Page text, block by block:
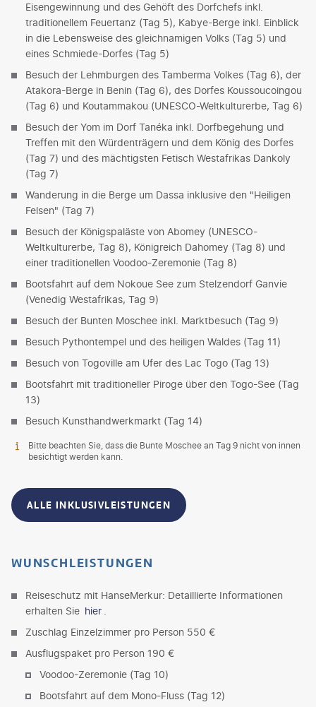
Eisengewinnung und des Gehöft des Dorfchefs inkl.
traditionellem Feuertanz (Tag 5), Kabye-Berge inkl. Einblick
in die Lebensweise des gleichnamigen Volks (Tag 5) und
eines Schmiede-Dorfes (Tag 5)
Besuch der Lehmburgen des Tamberma Volkes (Tag 6), der
Atakora-Berge in Benin (Tag 6), des Dorfes Koussoucoingou
(Tag 6) und Koutammakou (UNESCO-Weltkulturerbe, Tag 6)
Besuch der Yom im Dorf Tanéka inkl. Dorfbegehung und
Treffen mit den Würdenträgern und dem König des Dorfes
(Tag 7) und des mächtigsten Fetisch Westafrikas Dankoly
(Tag 7)
Wanderung in die Berge um Dassa inklusive den "Heiligen
Felsen" (Tag 7)
Besuch der Königspaläste von Abomey (UNESCO-
Weltkulturerbe, Tag 8), Königreich Dahomey (Tag 8) und
einer traditionellen Voodoo-Zeremonie (Tag 8)
Bootsfahrt auf dem Nokoue See zum Stelzendorf Ganvie
(Venedig Westafrikas, Tag 9)
Besuch der Bunten Moschee inkl. Marktbesuch (Tag 9)
Besuch Pythontempel und des heiligen Waldes (Tag 11)
Besuch von Togoville am Ufer des Lac Togo (Tag 13)
Bootsfahrt mit traditioneller Piroge über den Togo-See (Tag
13)
Besuch Kunsthandwerkmarkt (Tag 14)
Bitte beachten Sie, dass die Bunte Moschee an Tag 9 nicht von innen
besichtigt werden kann.
ALLE INKLUSIVLEISTUNGEN
WUNSCHLEISTUNGEN
Reiseschutz mit HanseMerkur: Detaillierte Informationen
erhalten Sie hier
Zuschlag Einzelzimmer pro Person 550 €
Ausflugspaket pro Person 190 €
Voodoo-Zeremonie (Tag 10)
Bootsfahrt auf dem Mono-Fluss (Tag 12)